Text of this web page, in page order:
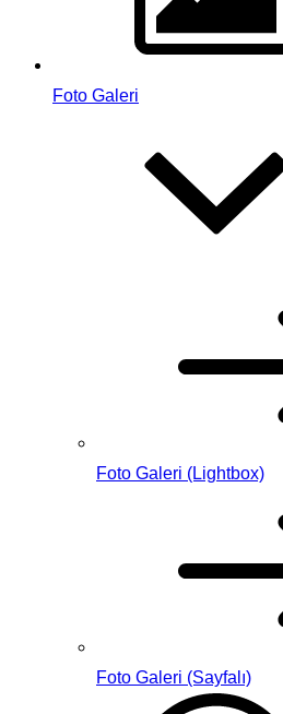
Foto Galeri
Foto Galeri (Lightbox)
Foto Galeri (Sayfalı)